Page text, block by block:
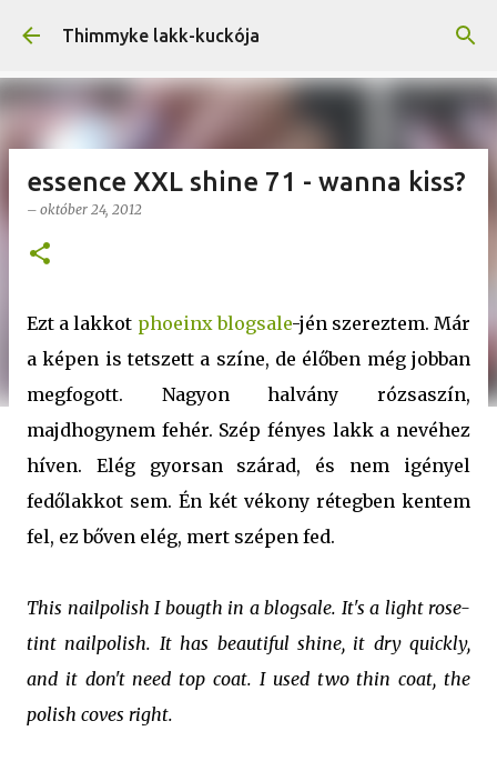
Ugrás a fő tartalomra
Thimmyke lakk-kuckója
essence XXL shine 71 - wanna kiss?
– október 24, 2012
Ezt a lakkot phoeinx blogsale-jén szereztem. Már
a képen is tetszett a színe, de élőben még jobban
megfogott. Nagyon halvány rózsaszín,
majdhogynem fehér. Szép fényes lakk a nevéhez
híven. Elég gyorsan szárad, és nem igényel
fedőlakkot sem. Én két vékony rétegben kentem
fel, ez bőven elég, mert szépen fed.
This nailpolish I bougth in a blogsale. It's a light rose-
tint nailpolish. It has beautiful shine, it dry quickly,
and it don't need top coat. I used two thin coat, the
polish coves right.